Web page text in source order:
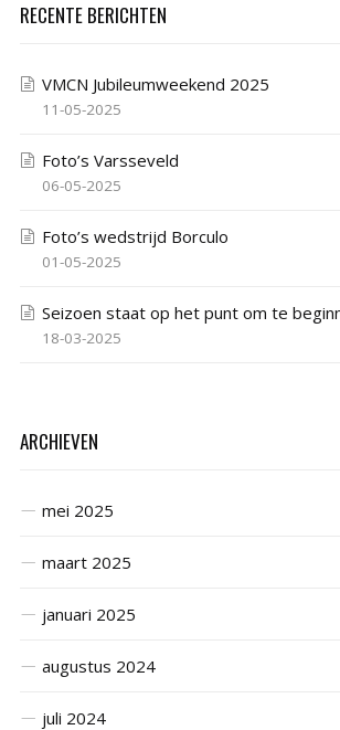
RECENTE BERICHTEN
VMCN Jubileumweekend 2025
11-05-2025
Foto’s Varsseveld
06-05-2025
Foto’s wedstrijd Borculo
01-05-2025
Seizoen staat op het punt om te
18-03-2025
ARCHIEVEN
mei 2025
maart 2025
januari 2025
augustus 2024
juli 2024